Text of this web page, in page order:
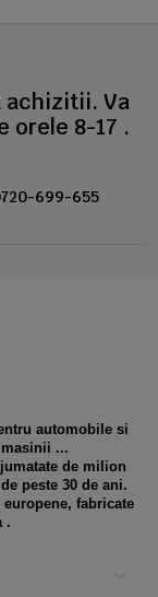
achizitii. Va
orele 8-17 .
699-655
automobile si
...
de milion
peste 30 de ani.
fabricate
.